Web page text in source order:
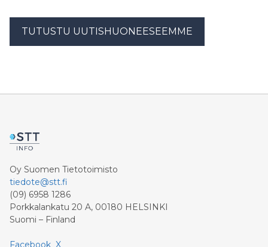
TUTUSTU UUTISHUONEESEEMME
Oy Suomen Tietotoimisto
tiedote@stt.fi
(09) 6958 1286
Porkkalankatu 20 A, 00180 HELSINKI
Suomi – Finland
Facebook X